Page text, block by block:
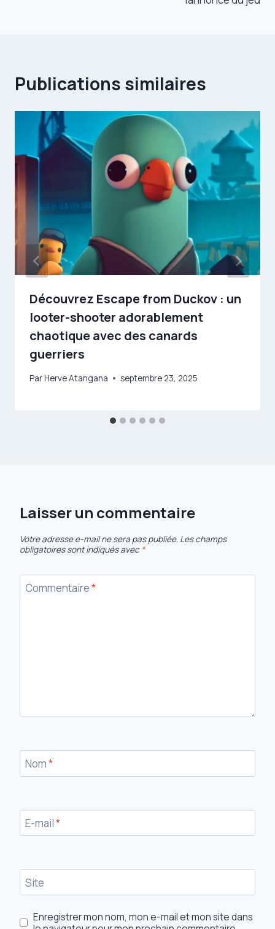
Publications similaires
Découvrez Escape from Duckov : un
looter-shooter adorablement
chaotique avec des canards
guerriers
ParHerve Atangana septembre 23, 2025
Laisser un commentaire
Votre adresse e-mail ne sera pas publiée. Les champs
obligatoires sont indiqués avec *
Commentaire*
Nom*
E-mail*
Site
Enregistrer mon nom, mon e-mail et mon site dans